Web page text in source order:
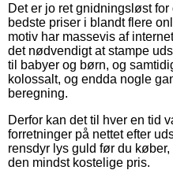
Det er jo ret gnidningsløst
bedste priser i blandt flere
motiv har massevis af
det nødvendigt at stampe
til babyer og børn, og
kolossalt, og endda nogle
beregning.
Derfor kan det til hver en tid
forretninger på nettet efter
rensdyr lys guld før du
den mindst kostelige pris.